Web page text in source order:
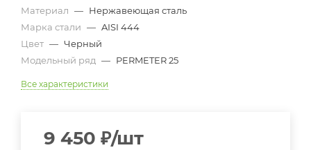
Материал — Нержавеющая сталь
Марка стали — AISI 444
Цвет — Черный
Модельный ряд — PERMETER 25
Все характеристики
9 450 ₽/шт